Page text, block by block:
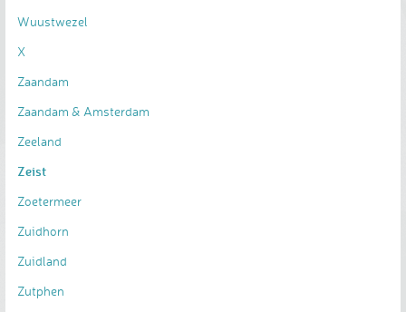
Wuustwezel
X
Zaandam
Zaandam & Amsterdam
Zeeland
Zeist
Zoetermeer
Zuidhorn
Zuidland
Zutphen